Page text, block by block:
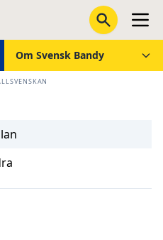
Om Svensk Bandy